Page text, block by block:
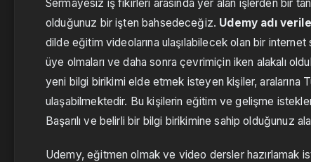
Sermayesiz iş fikirleri arasında yer alan işlerden bir
olduğunuz bir işten bahsedeceğiz. Udemy adı
dilde eğitim videolarına ulaşılabilecek olan bir
üye olmaları ve daha sonra çevrimiçin iken alakalı
yeni bilgi birikimi elde etmek isteyen kişiler,
ulaşabilmektedir. Bu kişilerin eğitim ve gelişme
Başarılı ve belirli bir bilgi birikimine sahip olduğunuz
Udemy, eğitmen olmak ve video dersler hazırlamak